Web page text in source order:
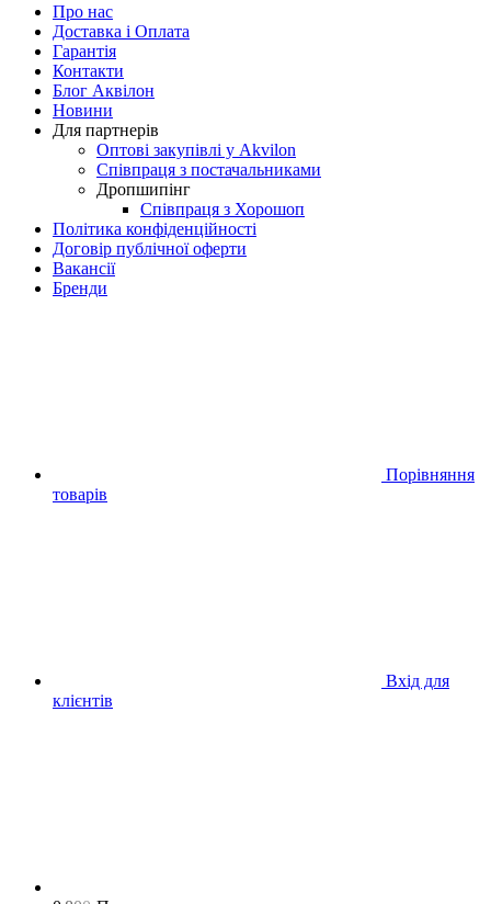
Про нас
Доставка і Оплата
Гарантія
Контакти
Блог Аквілон
Новини
Для партнерів
Оптові закупівлі у Akvilon
Співпраця з постачальниками
Дропшипінг
Співпраця з Хорошоп
Політика конфіденційності
Договір публічної оферти
Вакансії
Бренди
Порівняння
товарів
Вхід для
клієнтів